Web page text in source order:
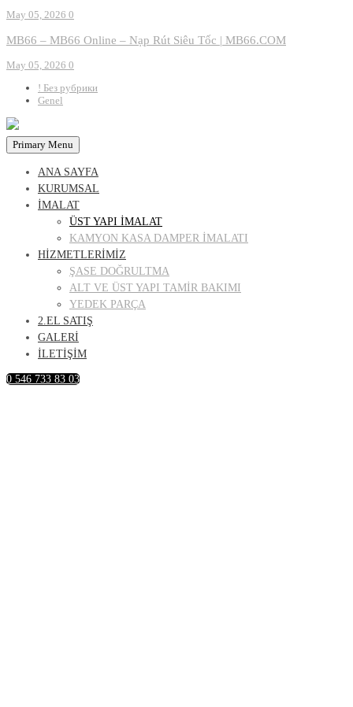
May 05, 2026 0
MB66 – MB66 Online – Nạp Rút Siêu Tốc | MB66.COM
May 05, 2026 0
! Без рубрики
Genel
Primary Menu
ANA SAYFA
KURUMSAL
İMALAT
ÜST YAPI İMALAT
KAMYON KASA DAMPER İMALATI
HİZMETLERİMİZ
ŞASE DOĞRULTMA
ALT VE ÜST YAPI TAMİR BAKIMI
YEDEK PARÇA
2.EL SATIŞ
GALERİ
İLETİŞİM
0 546 733 83 03